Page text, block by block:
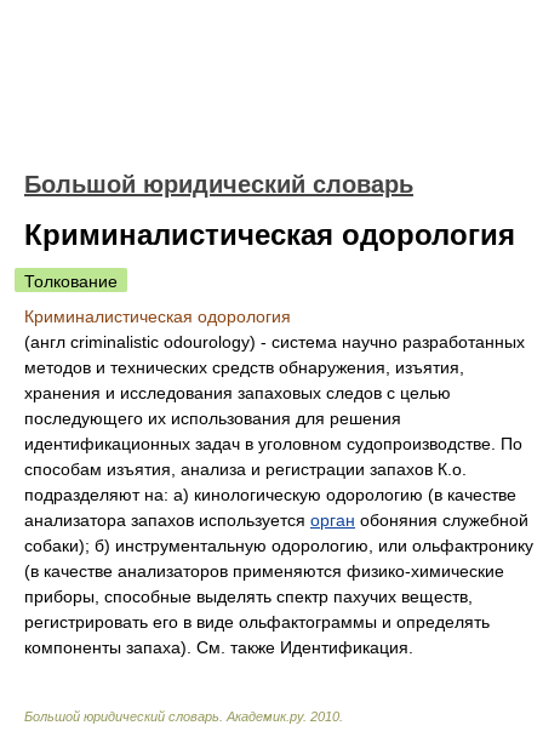
Большой юридический словарь
Криминалистическая одорология
Толкование
Криминалистическая одорология
(англ criminalistic odourology) - система научно разработанных
методов и технических средств обнаружения, изъятия,
хранения и исследования запаховых следов с целью
последующего их использования для решения
идентификационных задач в уголовном судопроизводстве. По
способам изъятия, анализа и регистрации запахов К.о.
подразделяют на: а) кинологическую одорологию (в качестве
анализатора запахов используется орган обоняния служебной
собаки); б) инструментальную одорологию, или ольфактронику
(в качестве анализаторов применяются физико-химические
приборы, способные выделять спектр пахучих веществ,
регистрировать его в виде ольфактограммы и определять
компоненты запаха). См. также Идентификация.
Большой юридический словарь Академик.ру. 2010